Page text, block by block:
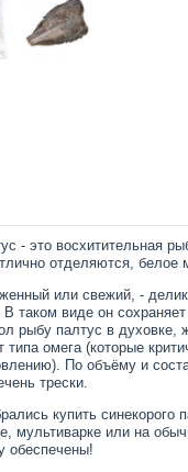
- это восхитительная
отделяются,
или свежий, -
таком виде он
рыбу палтус в духовке,
типа омега (которые
По объёму и
трески.
купить синекорого
мультиварке или на
обеспечены!